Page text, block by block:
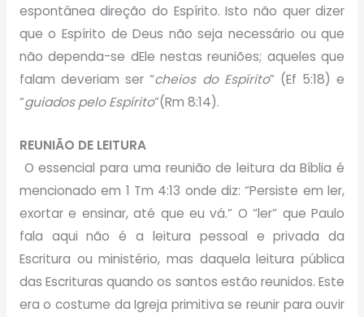
espontânea direção do Espírito. Isto não quer dizer
que o Espírito de Deus não seja necessário ou que
não dependa-se dEle nestas reuniões; aqueles que
falam deveriam ser “cheios do Espírito” (Ef 5:18) e
“guiados pelo Espírito”(Rm 8:14).
REUNIÃO DE LEITURA
O essencial para uma reunião de leitura da Bíblia é
mencionado em 1 Tm 4:13 onde diz: “Persiste em ler,
exortar e ensinar, até que eu vá.” O “ler” que Paulo
fala aqui não é a leitura pessoal e privada da
Escritura ou ministério, mas daquela leitura pública
das Escrituras quando os santos estão reunidos. Este
era o costume da Igreja primitiva se reunir para ouvir